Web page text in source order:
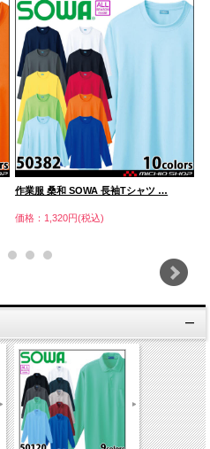
作業服 桑和 SOWA 長袖Tシャツ …
価格：1,320円(税込)